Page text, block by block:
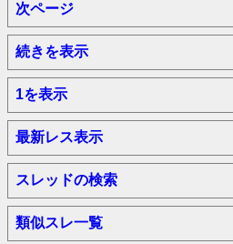
次ページ
続きを表示
1を表示
最新レス表示
スレッドの検索
類似スレ一覧